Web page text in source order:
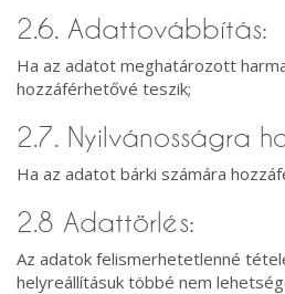
2.6. Adattovábbítás:
Ha az adatot meghatározott
hozzáférhetővé teszik;
2.7. Nyilvánosságra
Ha az adatot bárki számára
2.8 Adattörlés:
Az adatok felismerhetetlenné
helyreállításuk többé nem